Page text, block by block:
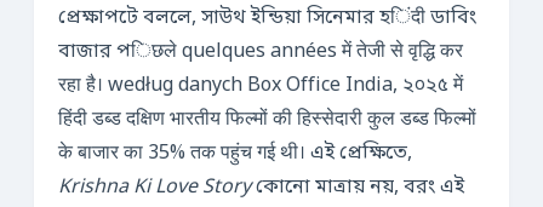
প্রেক্ষাপটে বললে, সাউথ ইন্ডিয়া সিনেমার হिंदी ডাবিং
বাজার পिछले quelques années में तेजी से वृद्धि कर
रहा है। według danych Box Office India, ২০২৫ में
हिंदी डब्ड दक्षिण भारतीय फिल्मों की हिस्सेदारी कुल डब्ड फिल्मों
के बाजार का 35% तक पहुंच गई थी। এই প্রেক্ষিতে,
Krishna Ki Love Storyকোনো মাত্রায় নয়, বরং এই